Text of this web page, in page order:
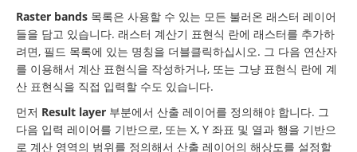
Raster bands 목록은 사용할 수 있는 모든 불러온 래스터 레이어
들을 담고 있습니다. 래스터 계산기 표현식 란에 래스터를 추가하
려면, 필드 목록에 있는 명칭을 더블클릭하십시오. 그 다음 연산자
를 이용해서 계산 표현식을 작성하거나, 또는 그냥 표현식 란에 계
산 표현식을 직접 입력할 수도 있습니다.
먼저 Result layer 부분에서 산출 레이어를 정의해야 합니다. 그
다음 입력 레이어를 기반으로, 또는 X, Y 좌표 및 열과 행을 기반으
로 계산 영역의 범위를 정의해서 산출 레이어의 해상도를 설정할